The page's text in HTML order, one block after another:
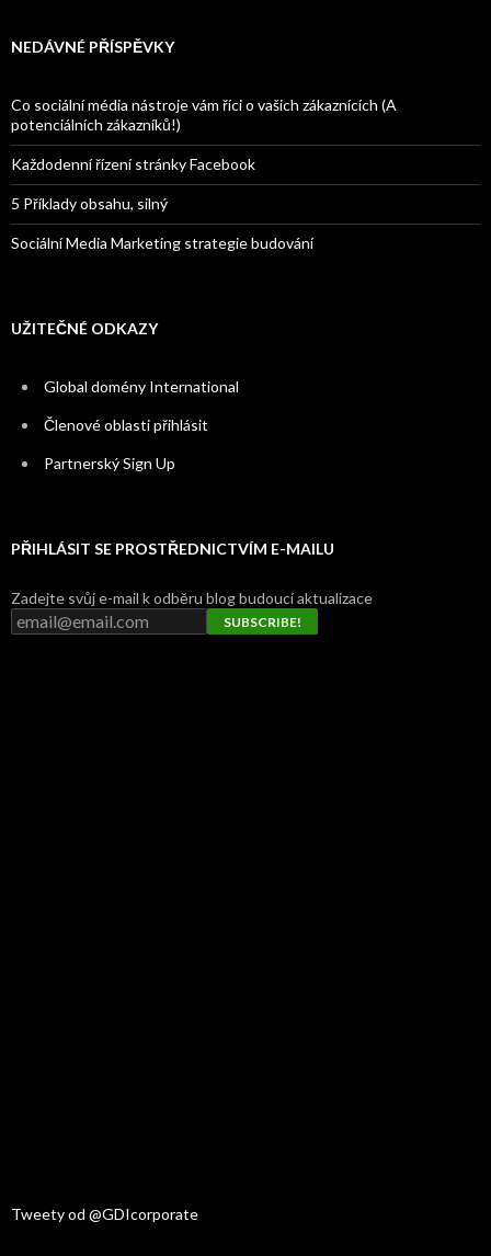
NEDÁVNÉ PŘÍSPĚVKY
Co sociální média nástroje vám říci o vašich zákaznících (A
potenciálních zákazníků!)
Každodenní řízení stránky Facebook
5 Příklady obsahu, silný
Sociální Media Marketing strategie budování
UŽITEČNÉ ODKAZY
Global domény International
Členové oblasti přihlásit
Partnerský Sign Up
PŘIHLÁSIT SE PROSTŘEDNICTVÍM E-MAILU
Zadejte svůj e-mail k odběru blog budoucí aktualizace
Tweety od @GDIcorporate